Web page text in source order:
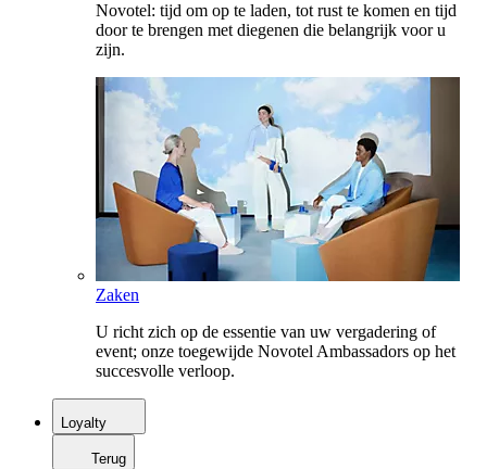
Novotel: tijd om op te laden, tot rust te komen en tijd
door te brengen met diegenen die belangrijk voor u
zijn.
Zaken
U richt zich op de essentie van uw vergadering of
event; onze toegewijde Novotel Ambassadors op het
succesvolle verloop.
Loyalty
Terug